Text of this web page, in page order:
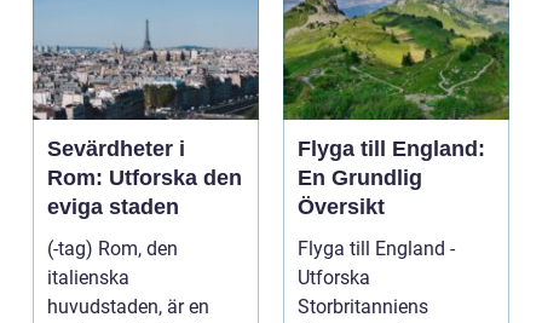
Sevärdheter i
Rom: Utforska den
eviga staden
(-tag) Rom, den
italienska
huvudstaden, är en
Flyga till England:
En Grundlig
Översikt
Flyga till England -
Utforska
Storbritanniens